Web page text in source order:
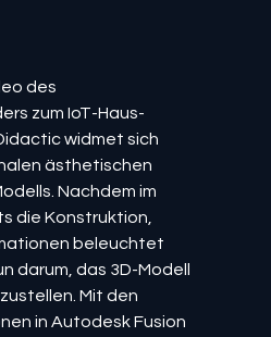
des
zum IoT-Haus-
widmet sich
ästhetischen
Nachdem im
die Konstruktion,
beleuchtet
darum, das 3D-Modell
Mit den
in Autodesk Fusion